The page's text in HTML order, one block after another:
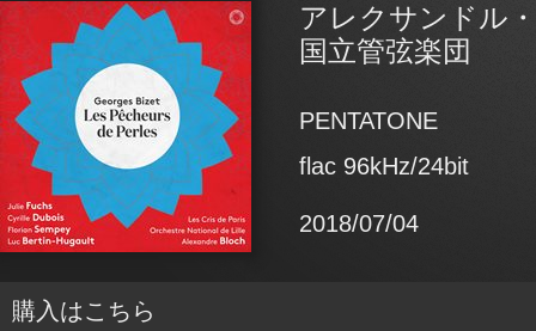
アレクサンドル
国立管弦楽団
PENTATONE
flac 96kHz/24bit
2018/07/04
購入はこちら